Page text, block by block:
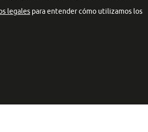
legales para entender cómo utilizamos los